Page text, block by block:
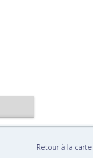
Retour à la carte